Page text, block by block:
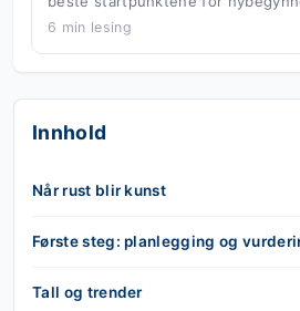
6 min lesing
Innhold
Når rust blir kunst
Første steg: planlegging og
Tall og trender